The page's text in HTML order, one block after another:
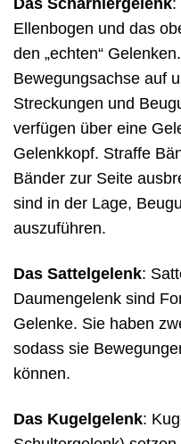
Das Scharniergelenk:
Ellenbogen und das
den „echten“
Bewegungsachse auf
Streckungen und
verfügen über eine
Gelenkkopf. Straffe
Bänder zur Seite
sind in der Lage,
auszuführen.
Das Sattelgelenk:
Daumengelenk sind
Gelenke. Sie haben
sodass sie
können.
Das Kugelgelenk: